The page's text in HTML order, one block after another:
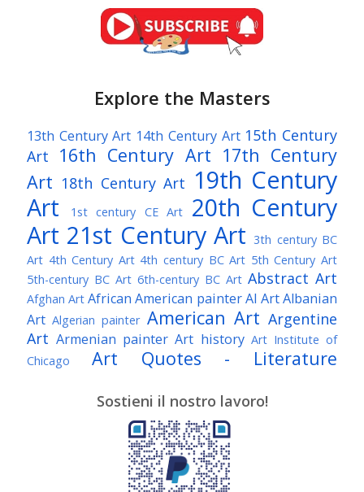
Explore the Masters
13th Century Art 14th Century Art 15th Century
Art
16th Century Art 17th Century
Art 18th Century Art 19th Century
Art
1st century CE Art
20th Century
Art 21st Century Art 3th century BC
Art 4th Century Art 4th century BC Art 5th Century Art
5th-century BC Art 6th-century BC Art Abstract Art
Afghan Art African American painterAI ArtAlbanian
Art Algerian painter American Art Argentine
Art Armenian painter Art history Art Institute of
Chicago
Art Quotes - Literature
Awarded Artist Baroque Art
Belgian Art Bohemian Art
Brazilian Art British Art
Brooklyn Museum Bulgarian Art
Caravaggio Chilean Art
Sostieni il nostro lavoro!